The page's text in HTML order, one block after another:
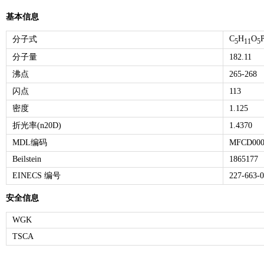
基本信息
分子式 C5H11O5
分子量
182.11
沸点
265-268
闪点
113
密度
1.125
折光率(n20D)
1.4370
MDL编码
Beilstein
1865177
EINECS 编号
227-663-0
安全信息
WGK
TSCA